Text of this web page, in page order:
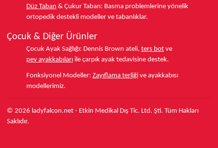
Düz Taban & Çukur Taban: Basma problemlerine yönelik
ortopedik destekli modeller ve tabanlıklar.
Çocuk & Diğer Ürünler
Çocuk Ayak Sağlığı: Dennis Brown ateli, ters bot ve
pev ayakkabıları ile çarpık ayak tedavisine destek.
Fonksiyonel Modeller: Zayıflama terliği ve ayakkabısı
modellerimiz.
© 2026 ladyfalcon.net - Etkin Medikal Dış Tic. Ltd. Şti. Tüm Hakları
Saklıdır.